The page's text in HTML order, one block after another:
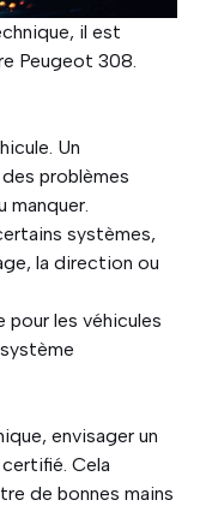
il est
Peugeot 308.
Un
problèmes
manquer.
systèmes,
la direction ou
pour les véhicules
envisager un
Cela
de bonnes mains